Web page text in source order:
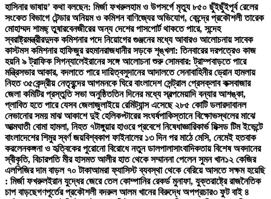
হাসিনার ভাষায়’ কথা বলছেন: মির্জা ফখরুলহাম ও উপসর্গে মৃত্যু ৮৫০ ছুঁইছুঁইপূর্ব রেলের
সংকেত বিভাগে টেন্ডার অনিয়ম ও কমিশন বাণিজ্যের অভিযোগ, কেন্দ্রে প্রকৌশলী তারেক
মোহাম্মদ শামছ্ তুষারবেনজীরের অন্য দেশের পাসপোর্ট থাকতে পারে, সন্দেহ
স্বরাষ্ট্রমন্ত্রীরদুদক কমিশনার পদে নিয়োগের গুঞ্জনের মধ্যে আবারও আলোচনায় সাবেক
কাস্টমস কমিশনার হাফিজুর রহমানরাজধানীর সড়কে শৃঙ্খলা: তিনবারের দরপত্রেও কাজ
হয়নি ৯ ট্রাফিক সিগন্যালেইরানের সঙ্গে আলোচনা শুরু সোমবার: ট্রাম্পবাড়তে পারে
মন্ত্রিসভার আকার, বদলাতে পারে দায়িত্বসুদানের আদালতে সেনাবাহিনীর ড্রোন হামলায়
নিহত ৩৫কেন্দ্রীয় নেতৃবৃন্দের আগমনকে ঘিরে বাংলাদেশ সেন্ট্রাল প্রেসক্লাব কক্সবাজার
জেলা কমিটির প্রস্তুতি সভা অনুষ্ঠিততিন দিনের মধ্যে স্বল্পমেয়াদি বন্যার আশঙ্কা,
প্লাবিত হতে পারে যেসব জেলাজুলাইয়ে রেমিট্যান্স এসেছে ২৮৫ কোটি ডলারদাবানল
নেভানোর সময় মাঝ আকাশে দুই হেলিকপ্টারের সংঘর্ষপাকিস্তানে বিক্ষোভস্থলের মাঝে
আত্মঘাতী বোমা হামলা, নিহত ৭টাঙ্গুয়ার হাওরে প্রবেশে নিষেধাজ্ঞারিকার্ভ মিক্সড টিম ইভেন্টে
বাংলাদেশের শিমুর স্বর্ণ জয়বিশ্বকাপ ফাইনালের ১৩ দিন পর মাঠে মেসি, নেমেই হতবাক
করলেনকঙ্গনা ও হৃত্বিকের পুরোনো বিরোধে নতুন ডালপালাসাংবাদিকতায় বিশেষ অবদানের
স্বীকৃতি, বিচারপতি মীর হাসমত আলীর হাত থেকে সম্মাননা পেলেন সুমন খান১২ কেজির
এলপিজির দাম বাড়ল ৭০ টাকাআমরা ফ্যাসিস্ট ব্যবস্থা থেকে বেরিয়ে আসতে সক্ষম হয়েছি
: মির্জা ফখরুলইরান যুদ্ধের জেরে তেল কোম্পানির রেকর্ড মুনাফা, যুক্তরাষ্ট্রে রাজনৈতিক
চাপ বাড়ছেগণপূর্তের প্রকৌশলী বদরুল আলম খানের বিরুদ্ধে অপপ্রচার৩ ফুট বাই ৪